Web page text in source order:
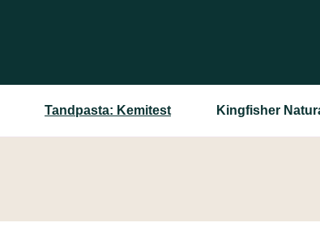
Tandpasta: Kemitest Kingfisher